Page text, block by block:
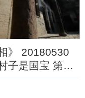
》 20180530
子是国宝 第三